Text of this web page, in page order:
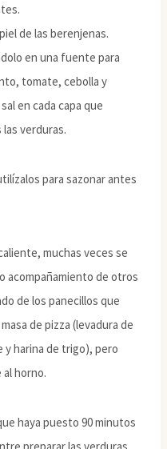
de las berenjenas.
en una fuente para
tomate, cebolla y
en cada capa que
verduras.
para sazonar antes
muchas veces se
acompañamiento de otros
de los panecillos que
de pizza (levadura de
y harina de trigo), pero
horno.
haya puesto 90 minutos